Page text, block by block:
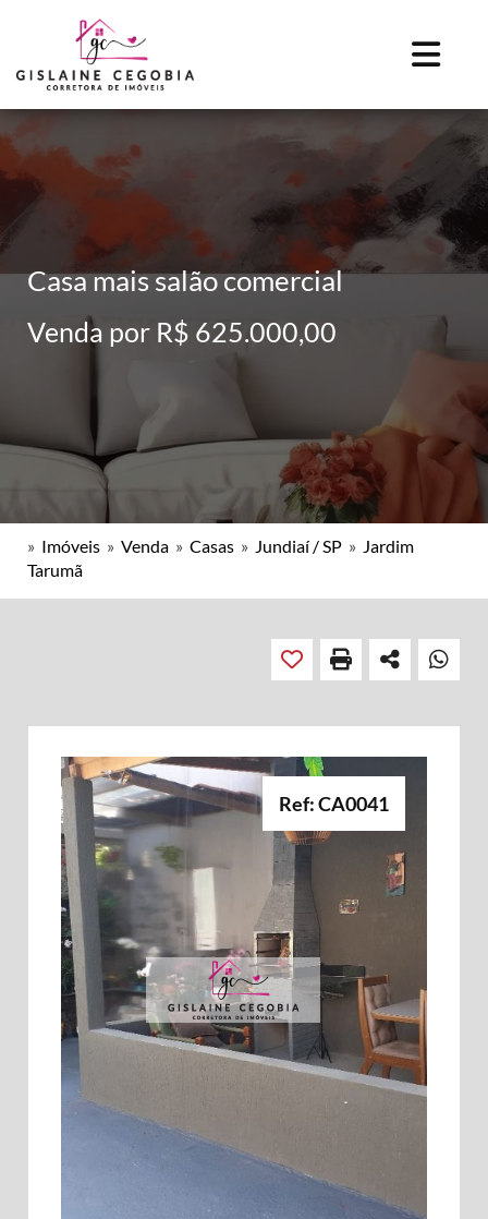
Casa mais salão comercial
Venda por R$ 625.000,00
» Imóveis » Venda » Casas » Jundiaí / SP » Jardim
Tarumã
Ref: CA0041